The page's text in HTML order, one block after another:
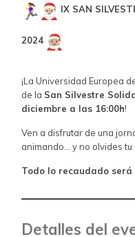
IX SAN
2024
¡La Universidad Europea
de la San Silvestre
diciembre a las 16:00h!
Ven a disfrutar de una
animando… y no olvides tu
Todo lo recaudado
Detalles del